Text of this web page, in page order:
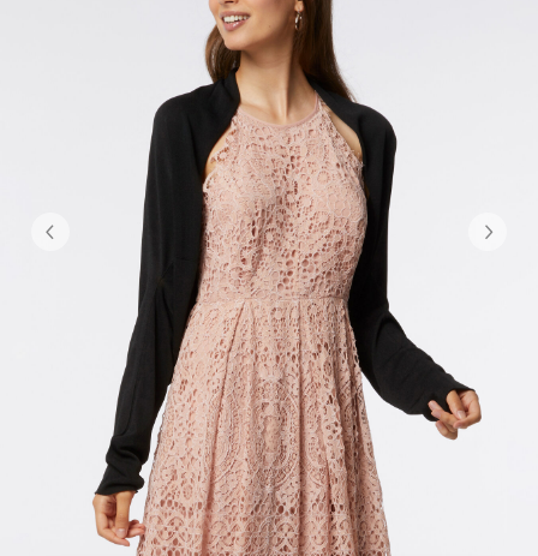
Précédent